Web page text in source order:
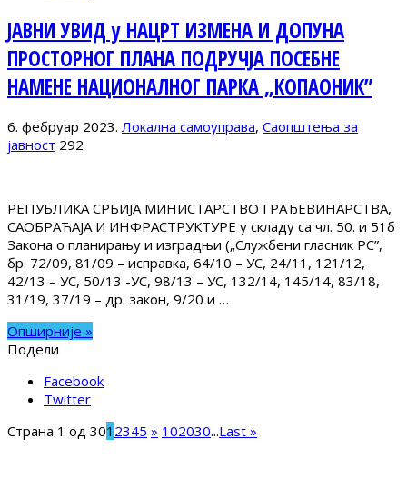
ЈАВНИ УВИД у НАЦРТ ИЗМЕНА И ДОПУНА
ПРОСТОРНОГ ПЛАНА ПОДРУЧЈА ПОСЕБНЕ
НАМЕНЕ НАЦИОНАЛНОГ ПАРКА „КОПАОНИК”
6. фебруар 2023. Локална самоуправа, Саопштења за
јавност 292
РЕПУБЛИКА СРБИЈА МИНИСТАРСТВО ГРАЂЕВИНАРСТВА,
САОБРАЋАЈА И ИНФРАСТРУКТУРЕ у складу са чл. 50. и 51б
Закона о планирању и изградњи („Службени гласник РС”,
бр. 72/09, 81/09 – исправка, 64/10 – УС, 24/11, 121/12,
42/13 – УС, 50/13 -УС, 98/13 – УС, 132/14, 145/14, 83/18,
31/19, 37/19 – др. закон, 9/20 и …
Опширније »
Подели
Facebook
Twitter
Страна 1 од 301 2345 » 102030...Last »